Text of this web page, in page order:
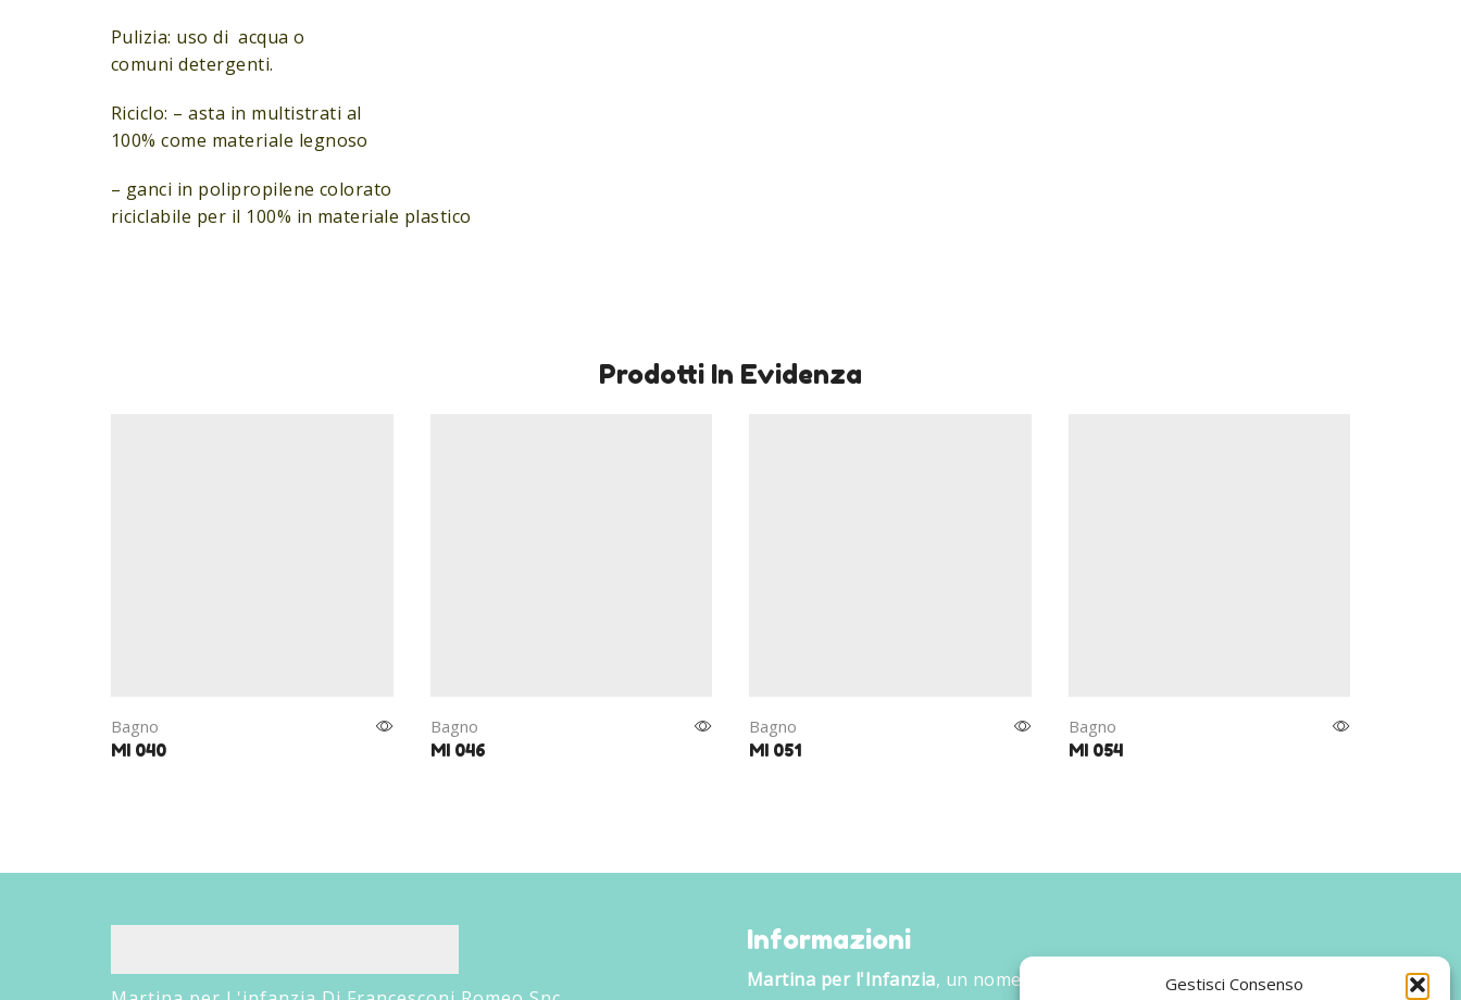
Gestisci Consenso
Pulizia: uso di acqua o
comuni detergenti.
Riciclo: – asta in multistrati al
100% come materiale legnoso
– ganci in polipropilene colorato
riciclabile per il 100% in materiale plastico
Prodotti In Evidenza
Bagno
MI 040
Bagno
MI 046
Bagno
MI 051
Bagno
MI 054
Informazioni
Martina per l'Infanzia, un nome ed un progetto che nasce prima di